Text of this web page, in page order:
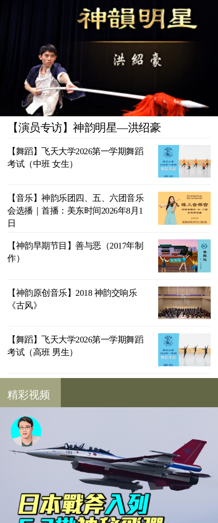
【演员专访】神韵明星—洪绍豪
【舞蹈】飞天大学2026第一学期舞蹈
考试（中班 女生）
【音乐】神韵乐团四、五、六团音乐
会选播｜首播：美东时间2026年8月1
日
【神韵早期节目】善与恶（2017年制
作）
【神韵原创音乐】2018 神韵交响乐
《古风》
【舞蹈】飞天大学2026第一学期舞蹈
考试（高班 男生）
精彩视频